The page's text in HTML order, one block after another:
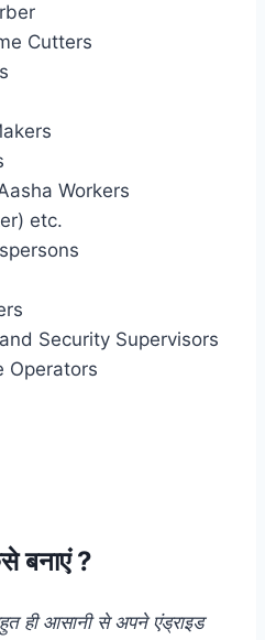
Cutters
Workers
etc.
Security Supervisors
Operators
बनाएं ?
ही आसानी से अपने एंड्राइड